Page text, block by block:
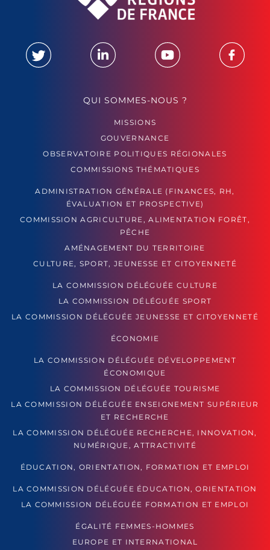
QUI SOMMES-NOUS ?
MISSIONS
GOUVERNANCE
OBSERVATOIRE POLITIQUES RÉGIONALES
COMMISSIONS THÉMATIQUES
ADMINISTRATION GÉNÉRALE (FINANCES, RH,
ÉVALUATION ET PROSPECTIVE)
COMMISSION AGRICULTURE, ALIMENTATION FORÊT,
PÊCHE
AMÉNAGEMENT DU TERRITOIRE
CULTURE, SPORT, JEUNESSE ET CITOYENNETÉ
LA COMMISSION DÉLÉGUÉE CULTURE
LA COMMISSION DÉLÉGUÉE SPORT
LA COMMISSION DÉLÉGUÉE JEUNESSE ET CITOYENNETÉ
ÉCONOMIE
LA COMMISSION DÉLÉGUÉE DÉVELOPPEMENT
ÉCONOMIQUE
LA COMMISSION DÉLÉGUÉE TOURISME
LA COMMISSION DÉLÉGUÉE ENSEIGNEMENT SUPÉRIEUR
ET RECHERCHE
LA COMMISSION DÉLÉGUÉE RECHERCHE, INNOVATION,
NUMÉRIQUE, ATTRACTIVITÉ
ÉDUCATION, ORIENTATION, FORMATION ET EMPLOI
LA COMMISSION DÉLÉGUÉE ÉDUCATION, ORIENTATION
LA COMMISSION DÉLÉGUÉE FORMATION ET EMPLOI
ÉGALITÉ FEMMES-HOMMES
EUROPE ET INTERNATIONAL